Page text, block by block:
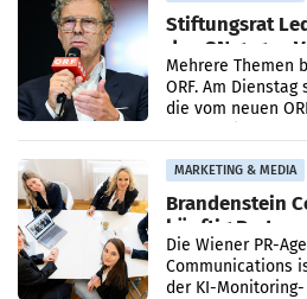
Stiftungsrat
den SN gegen
Mehrere Themen
ORF. Am
die vom neuen
MARKETING & MEDIA
Brandenstein
künftig
Die Wiener PR-
Communications
der KI-Monitoring-